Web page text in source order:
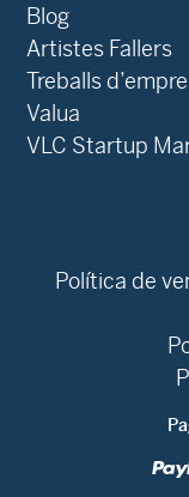
Blog
‍Artistes Fallers
Treballs
Valua
VLC Startup
Política de